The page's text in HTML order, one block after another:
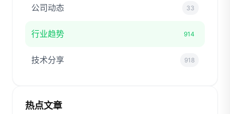
公司动态 33
行业趋势 914
技术分享 918
热点文章